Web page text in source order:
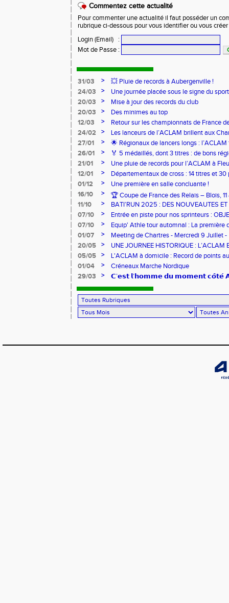
Commentez cette actualité
Pour commenter une actualité il faut posséder un
rubrique ci-dessous pour vous identifier ou vous
Login (Email)
:
Mot de Passe :
31/03 >
💥 Pluie de records à Aubergenville !
24/03
>
Une journée placée sous le signe du
20/03
>
Mise à jour des records du club
20/03
>
Des minimes au top
12/03
>
Retour sur les championnats de France
24/02
>
Les lanceurs de l’ACLAM brillent aux
Lancers Longs à Nice
27/01 >
🌟 Régionaux de lancers longs :
sur-Loire
26/01 >
🏅 5 médaillés, dont 3 titres : de bons
pour l’Aclam !
21/01 >
Une pluie de records pour l’ACLAM à
12/01
>
Départementaux de cross : 14 titres et 30
01/12
>
Une première en salle concluante !
16/10
>
🏆 Coupe de France des Relais – Blois,
11/10
>
BATI’RUN 2025 : DES NOUVEAUTES
07/10
>
Entrée en piste pour nos sprinteurs :
FRANCE !
07/10 >
Equip' Athle tour automnal : La première
jeunes !
01/07 >
Meeting de Chartres - Mercredi 9 Juillet
20/05
>
UNE JOURNEE HISTORIQUE : L’ACLAM
05/05
>
L'ACLAM à domicile : Record de points
01/04
>
Créneaux Marche Nordique
29/03
> 𝗖’𝗲𝘀𝘁 𝗹’𝗵𝗼𝗺𝗺𝗲 𝗱𝘂 𝗺𝗼𝗺𝗲𝗻𝘁 𝗰𝗼̂𝘁𝗲́